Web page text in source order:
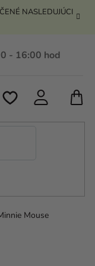
NASLEDUJÚCI
Mouse